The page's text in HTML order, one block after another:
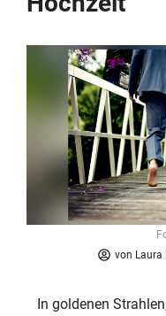
von Laura
In goldenen